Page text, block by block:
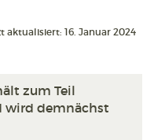
aktualisiert: 16. Januar 2024
zum Teil
wird demnächst